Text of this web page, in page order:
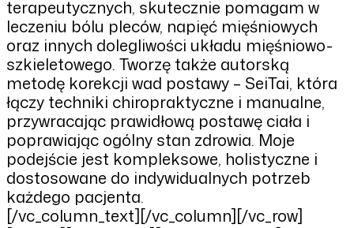
terapeutycznych, skutecznie pomagam w
leczeniu bólu pleców, napięć mięśniowych
oraz innych dolegliwości układu mięśniowo-
szkieletowego. Tworzę także autorską
metodę korekcji wad postawy – SeiTai, która
łączy techniki chiropraktyczne i manualne,
przywracając prawidłową postawę ciała i
poprawiając ogólny stan zdrowia. Moje
podejście jest kompleksowe, holistyczne i
dostosowane do indywidualnych potrzeb
każdego pacjenta.
[/vc_column_text][/vc_column][/vc_row]